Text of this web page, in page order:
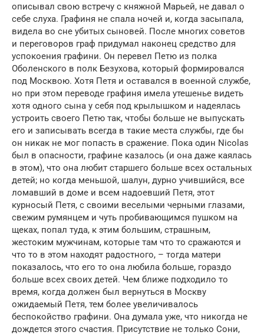
описывал свою встречу с княжной Марьей, не давал о
себе слуха. Графиня не спала ночей и, когда засыпала,
видела во сне убитых сыновей. После многих советов
и переговоров граф придумал наконец средство для
успокоения графини. Он перевел Петю из полка
Оболенского в полк Безухова, который формировался
под Москвою. Хотя Петя и оставался в военной службе,
но при этом переводе графиня имела утешенье видеть
хотя одного сына у себя под крылышком и надеялась
устроить своего Петю так, чтобы больше не выпускать
его и записывать всегда в такие места службы, где бы
он никак не мог попасть в сражение. Пока один Nicolas
был в опасности, графине казалось (и она даже каялась
в этом), что она любит старшего больше всех остальных
детей; но когда меньшой, шалун, дурно учившийся, все
ломавший в доме и всем надоевший Петя, этот
курносый Петя, с своими веселыми черными глазами,
свежим румянцем и чуть пробивающимся пушком на
щеках, попал туда, к этим большим, страшным,
жестоким мужчинам, которые там что то сражаются и
что то в этом находят радостного, – тогда матери
показалось, что его то она любила больше, гораздо
больше всех своих детей. Чем ближе подходило то
время, когда должен был вернуться в Москву
ожидаемый Петя, тем более увеличивалось
беспокойство графини. Она думала уже, что никогда не
дождется этого счастия. Присутствие не только Сони,